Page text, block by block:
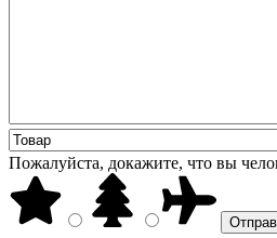
Пожалуйста, докажите, что вы